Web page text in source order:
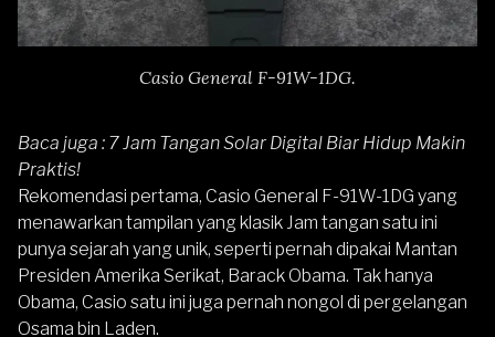
Casio General F-91W-1DG.
Baca juga : 7 Jam Tangan Solar Digital Biar Hidup Makin
Praktis!
Rekomendasi pertama, Casio General F-91W-1DG yang
menawarkan tampilan yang klasik Jam tangan satu ini
punya sejarah yang unik, seperti pernah dipakai Mantan
Presiden Amerika Serikat, Barack Obama. Tak hanya
Obama, Casio satu ini juga pernah nongol di pergelangan
Osama bin Laden.